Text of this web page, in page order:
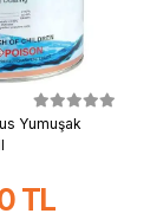
Yumuşak
TL